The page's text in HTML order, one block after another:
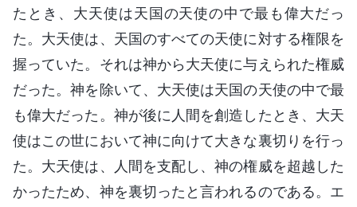
たとき、大天使は天国の天使の中で最も偉大だっ
た。大天使は、天国のすべての天使に対する権限を
握っていた。それは神から大天使に与えられた権威
だった。神を除いて、大天使は天国の天使の中で最
も偉大だった。神が後に人間を創造したとき、大天
使はこの世において神に向けて大きな裏切りを行っ
た。大天使は、人間を支配し、神の権威を超越した
かったため、神を裏切ったと言われるのである。エ